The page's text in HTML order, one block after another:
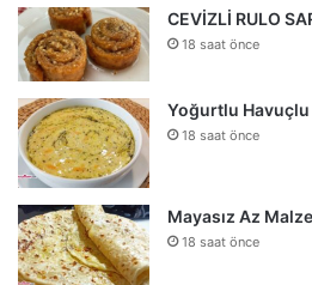
CEVİZLİ RULO
18 saat önce
Yoğurtlu Havuçlu
18 saat önce
Mayasız Az
18 saat önce